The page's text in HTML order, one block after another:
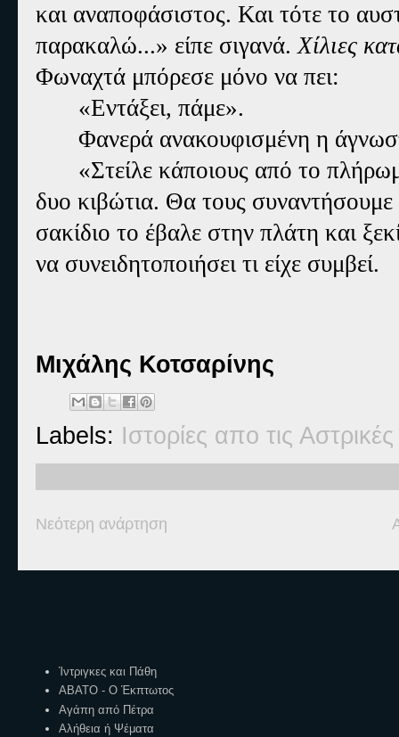
και αναποφάσιστος. Και τότε το
παρακαλώ...» είπε σιγανά.Χίλιες
Φωναχτά μπόρεσε μόνο να πει:
«Εντάξει, πάμε».
Φανερά ανακουφισμένη η
«Στείλε κάποιους από το
δυο κιβώτια. Θα τους
σακίδιο το έβαλε στην πλάτη και
να συνειδητοποιήσει τι είχε συμβεί.
Μιχάλης Κοτσαρίνης
Labels: Ιστορίες απο τις
Νεότερη ανάρτηση
Ίντριγκες και Πάθη
ΑΒΑΤΟ - Ο Έκπτωτος
Αγάπη από Πέτρα
Αλήθεια ή Ψέματα